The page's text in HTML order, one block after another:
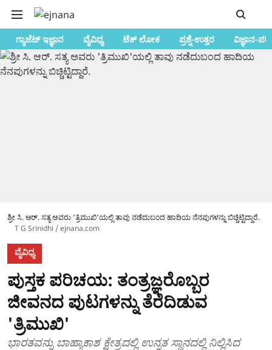
ಗ್ಯಾಜೆಟ್ ಇಜ್ಞಾನ ವೈವಿಧ್ಯ ಟೆಕ್ ಲೋಕ ಪ್ರಶ್ನೆ-ಉತ್ತರ ವಿಜ್ಞಾನ-
ಶ್ರೀ ಸಿ. ಆರ್. ಸತ್ಯ ಅವರು 'ತ್ರಿಮುಖಿ'ಯಲ್ಲಿ ತಾವು ನಡೆದುಬಂದ ಹಾದಿಯ ನೆನಪುಗಳನ್ನು ಬಿಚ್ಚಿಟ್ಟಿದ್ದಾರೆ.
T G Srinidhi / ejnana.com
ವೈವಿಧ್ಯ
ಪುಸ್ತಕ ಪರಿಚಯ: ತಂತ್ರಜ್ಞರೊಬ್ಬರ
ಜೀವನದ ಪುಟಗಳನ್ನು ತೆರೆದಿಡುವ
'ತ್ರಿಮುಖಿ'
ಭಾರತವನ್ನು ಬಾಹ್ಯಾಕಾಶ ಕ್ಷೇತ್ರದಲ್ಲಿ ಉನ್ನತ ಸ್ಥಾನದಲ್ಲಿ ನಿಲ್ಲಿಸಿದ